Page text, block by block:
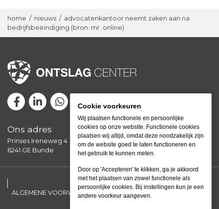
Cookie voorkeuren
Wij plaatsen functionele en persoonlijke
cookies op onze website. Functionele cookies
plaatsen wij altijd, omdat deze noodzakelijk zijn
om de website goed te laten functioneren en
het gebruik te kunnen meten.
Door op 'Accepteren' te klikken, ga je akkoord
met het plaatsen van zowel functionele als
persoonlijke cookies. Bij instellingen kun je een
andere voorkeur aangeven.
home / nieuws / advocatenkantoor neemt zaken aan na
bedrijfsbeëindiging (bron: mr. online)
Ons adres
Prinses Ireneweg 4
6241 GE Bunde
ALGEMENE VOORWAARDEN
PRIVACY POLICY